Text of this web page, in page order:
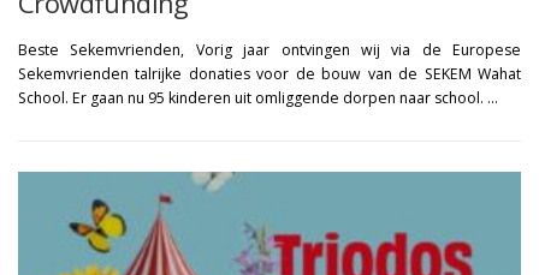
Beste Sekemvrienden, Vorig jaar ontvingen wij via de Europese
Sekemvrienden talrijke donaties voor de bouw van de SEKEM Wahat
School. Er gaan nu 95 kinderen uit omliggende dorpen naar school. …